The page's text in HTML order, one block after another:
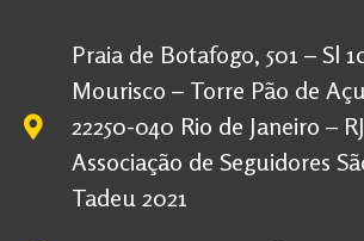
Praia de Botafogo, 501 – Sl
Mourisco – Torre Pão de
22250-040 Rio de Janeiro –
Associação de Seguidores
Tadeu 2021